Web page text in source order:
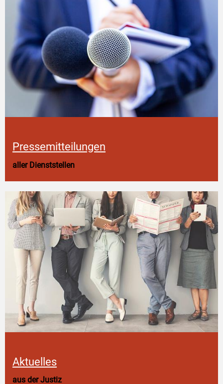
Pressemitteilungen
aller Dienststellen
Aktuelles
aus der Justiz